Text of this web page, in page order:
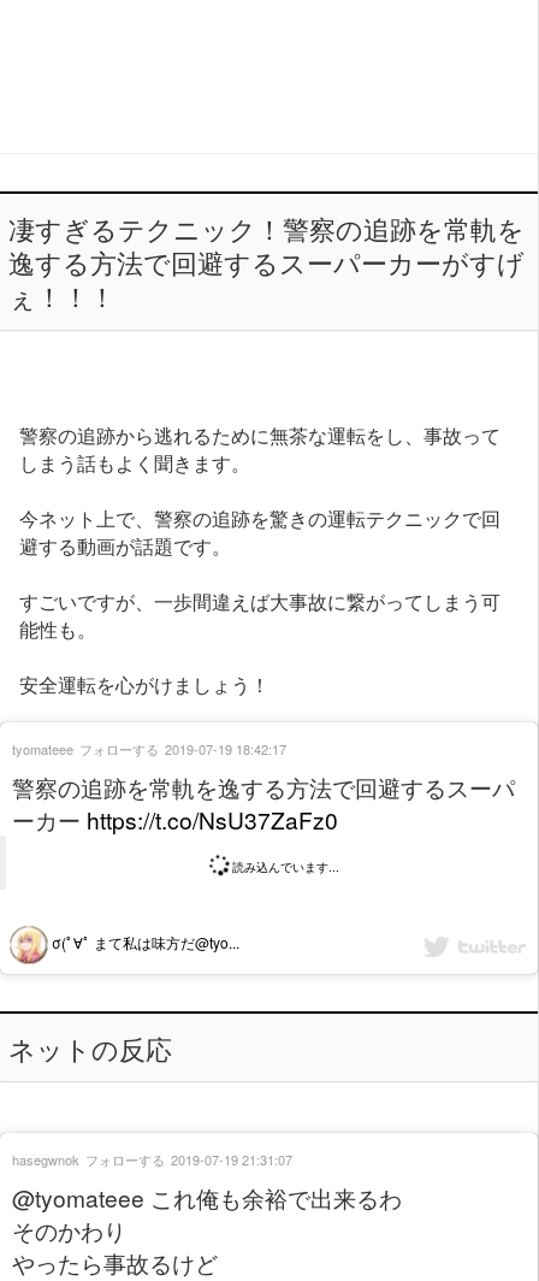
凄すぎるテクニック！警察の追跡を常軌を
逸する方法で回避するスーパーカーがすげ
ぇ！！！
警察の追跡から逃れるために無茶な運転をし、事故って
しまう話もよく聞きます。
今ネット上で、警察の追跡を驚きの運転テクニックで回
避する動画が話題です。
すごいですが、一歩間違えば大事故に繋がってしまう可
能性も。
安全運転を心がけましょう！
警察の追跡を常軌を逸する方法で回避するスーパ
ーカー https://t.co/NsU37ZaFz0
読み込んでいます...
σ(ﾟ∀ﾟ まて私は味方だ@tyo...
tyomateee フォローする 2019-07-19 18:42:17
ネットの反応
@tyomateee これ俺も余裕で出来るわ
そのかわり
やったら事故るけど
hasegwnok フォローする 2019-07-19 21:31:07